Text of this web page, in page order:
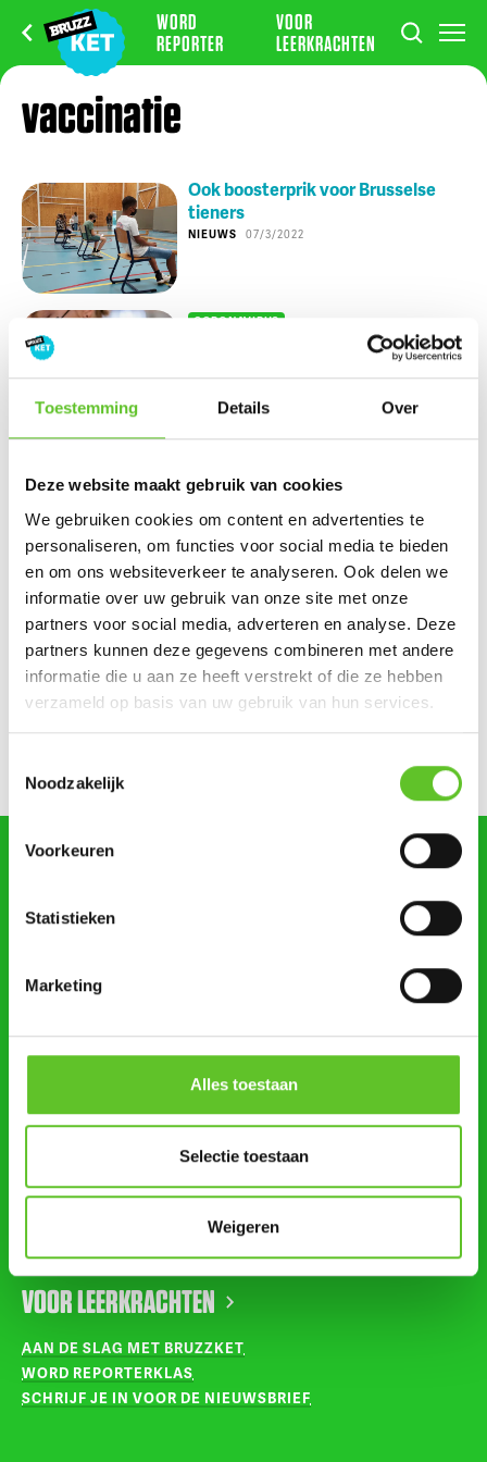
Toestemming Details Over
Deze website maakt gebruik van cookies
We gebruiken cookies om content en advertenties te
personaliseren, om functies voor social media te bieden
en om ons websiteverkeer te analyseren. Ook delen we
informatie over uw gebruik van onze site met onze
partners voor social media, adverteren en analyse. Deze
partners kunnen deze gegevens combineren met andere
informatie die u aan ze heeft verstrekt of die ze hebben
verzameld op basis van uw gebruik van hun services.
Noodzakelijk
Voorkeuren
Statistieken
Marketing
Alles toestaan
Selectie toestaan
Weigeren
WORD
REPORTER
VOOR
LEERKRACHTEN
vaccinatie
Ook boosterprik voor Brusselse
tieners
NIEUWS 07/3/2022
CORONAVIRUS
Naar Vlaanderen voor een
Nikki en Julien wonen tijdens de zomer op de Zuidfoor
Ketportret: Amel verbreekt het wereldrecord mountain
climbers
Dagje Zuidfoor? Win een familiepakket vol bonnetjes
Zonsverduistering en een giga-springpark: tien tips voor
augustus
zoeken
STUUR ONS NIEUWS
INSTAGRAM
VOOR LEERKRACHTEN
AAN DE SLAG MET BRUZZKET
WORD REPORTERKLAS
SCHRIJF JE IN VOOR DE NIEUWSBRIEF